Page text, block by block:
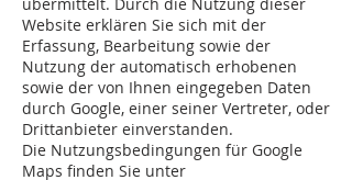
Website erklären Sie sich mit der
Erfassung, Bearbeitung sowie der
Nutzung der automatisch erhobenen
sowie der von Ihnen eingegeben Daten
durch Google, einer seiner Vertreter, oder
Drittanbieter einverstanden.
Die Nutzungsbedingungen für Google
Maps finden Sie unter